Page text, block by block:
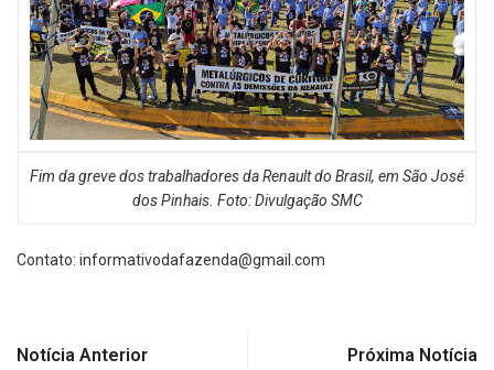
Fim da greve dos trabalhadores da Renault do Brasil, em São José
dos Pinhais. Foto: Divulgação SMC
Contato: informativodafazenda@gmail.com
Notícia Anterior Próxima Notícia